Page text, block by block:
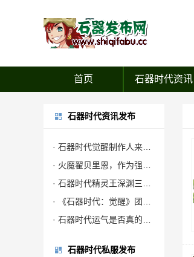
首页 石器时代资讯
石器时代资讯发布
石器时代私服发布